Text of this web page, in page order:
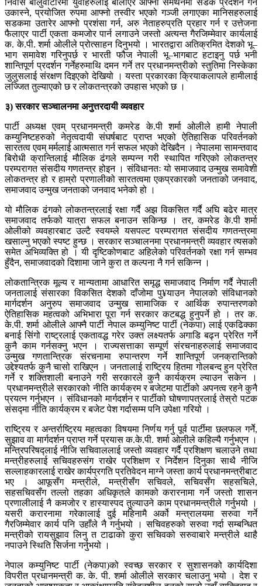
उकास्ने, प्रयोजित रुपमा आफ्नो तस्वीर भएको गञ्जी लगाएका मानिसहरुलाई
सडकमा उतारेर आफ्नो प्रशंसा गर्न, अरु नेताहरुप्रति प्रहार गर्न र उत्तेजना
फैलाएर पार्टी एकता कमजोर पार्न लगाउने जस्तो अत्यन्त गैरजिम्मेवार कार्यलाई
क. के.पी. शर्मा ओलीले प्रोत्साहन दिनुभयो । भारतद्वारा अतिक्रमित देशको भू–
भाग समावेश गरिनुपर्छ र भारती फौज नेपाली भू–भागबाट हटाइनु पर्छ भनी
शान्तिपूर्ण प्रदर्शन गर्नेहरुमाथि दमन गर्ने तर प्रधानमन्त्रीको स्तुतिमा निस्केका
जुलुसलाई संरक्षण दिइएको देखियो । यस्ता प्रकारका क्रियाकलापले हामीलाई
लज्जित तुल्याएको छ र लोकतन्त्रको उपहास भएको छ ।
३) सरकार सञ्चालनमा अनुत्तरदायी व्यवहार
पार्टी अध्यक्ष एवम् प्रधानमन्त्री कमरेड के.पी शर्मा ओलीले हामी नेपाली
कम्युनिष्टहरुको नेतृत्वदायी संघर्षबाट प्राप्त भएको ऐतिहासिक परिवर्तनको
सारतत्व एवम् मर्मलाई आत्मसात गर्न सफल भएको देखिदैन । नेपालमा सामन्तवाद
बिरोधी क्रान्तिलाई मौलिक ढंगले सम्पन्न गरी स्थापित गरिएको लोकतन्त्र
परम्परागत संसदीय गणतन्त्र होइन । संविधानतः यो समाजवाद उन्मुख समावेशी
लोकतन्त्र हो र हाम्रो प्रणालीको सारतत्वमा एकप्रकारको जनताको जनवाद,
समाजवाद उन्मुख जनताको जनवाद भनेको हो ।
यो मौलिक ढंगको लोकतन्त्रलाई रक्षा गर्दै अझ विकसित गर्दै अघि बढेर मात्र
समाजवाद तर्फको यात्रा सफल बनाउन सकिन्छ । तर, कमरेड के.पी शर्मा
ओलीको व्यवहारबाट उल्टै स्वयम्ले यसपल्ट परम्परागत संसदीय गणतन्त्रमा
खसाल्नु भएको स्पष्ट हुन्छ । सरकार सञ्चालनमा प्रधानमन्त्री व्यवहार त्यसको
समेत अभिव्यक्ति हो । यी दृष्टिकोणबाट अहिलेको परिवर्तनको रक्षा गर्न सम्भव
हुँदैन, समाजवादको दिशामा जाने कुरा त कल्पना नै गर्न सकिन्न ।
लोकतान्त्रिक मूल्य र मान्यतामा आधारित समृद्ध समाजवाद निर्माण गर्दै नेपाली
जनतालाई संसारका विकसित देशको दाँजोमा पु¥याउन नेपालको संविधानको
मार्गदर्शन अनुरुप समाजवाद उन्मुख सामाजिक र आर्थिक रुपान्तरणको
ऐतिहासिक महत्वको अभिभारा पूरा गर्न सरकार कटबद्ध हुनुपर्ने हो । तर क.
के.पी. शर्मा ओलीले आफ्नै पार्टी नेपाल कम्युनिष्ट पार्टी (नेकपा) लाई एकढिक्का
बनाई सिंगो राष्ट्रलाई एकतावद्ध गरेर उक्त लक्ष्यतर्फ अगाडि बढ्न प्रेरित गर्ने
कुनै काम गर्नसक्नु भएन । राज्यसत्ताका सम्पूर्ण संरचनाहरुलाई समाजवाद
उन्मुख गणतान्त्रिक संरचनामा रुपान्तरण गर्ने शान्तिपूर्ण जनक्रान्तिको
उद्देश्यतर्फ कुनै चासो राखिएन । जनतालाई राष्ट्रिय हितमा गोलबन्द हुन प्रेरित
गर्ने र शक्तिशाली बनाउने गरी सरकारले कुनै कार्यक्रम ल्याउन सकेन ।
प्रधानमन्त्रीले सरकारको नीति कार्यक्रम र बजेटमा पार्टीको अपनत्व रहने कुनै
प्रयत्न गर्नुभएन । संविधानको मार्गदर्शन र पार्टीको घोषणापत्रलाई तेस्रो पटक
संसद्मा नीति कार्यक्रम र बजेट पेश गर्दासम्म पनि उपेक्षा गरियो ।
राष्ट्रिय र अन्तर्राष्ट्रिय महत्वका विषयमा निर्णय गर्नु पूर्व पार्टीमा छलफल गर्नेे,
सुझाव वा मार्गदर्शन प्राप्त गर्ने प्रयास क.के.पी. शर्मा ओलीले कहिल्यै गर्नुभएन ।
मन्त्रिपरिषद्लाई नीजि सचिवाललाई जस्तो व्यवहार गर्दै प्रशिक्षण चलाउने तथा
मन्त्रीहरुलाई सचिवहरुसंग राखेर प्रशिक्षण र निर्देशन दिनुका साथै नीजि
सल्लाहकारलाई राखेर कार्यप्रगति प्रतिवेदन माग्ने जस्ता कार्य प्रधानमन्त्रीबाट
भए । आफूसँग मन्त्रीले, मन्त्रीसँग सचिवले, सचिवसँग सहसचिले,
सहसचिवसँग तल्लो तहका अधिकृतले कामको करारनामा गर्ने जस्तो शासन
प्रणालीलाई नै कमजोर र हास्यास्पद तुल्याउने काम प्रधानमन्त्रीले गर्नुभयो ।
यसरी करारनामा गरेकालाई दुई महिनामै अर्को मन्त्रालयमा सरुवा गर्ने
गैरजिम्मेवार कार्य पनि उहाँले नै गर्नुभयो । सचिवहरुको सरुवा गर्दा सम्बन्धित
मन्त्रीको रायसुझाव लिनु त टाढाको कुरा सचिवको सरुवाबारे मन्त्रीले थाहै
नपाउने स्थिति सिर्जना गर्नुभयो ।
नेपाल कम्युनिष्ट पार्टी (नेकपा)को स्वच्छ सरकार र सुशासनको कार्यदिशा
विपरीत प्रधानमन्त्री क. के. पी. शर्मा ओलीले सरकार चलाउनु भयो । देश र